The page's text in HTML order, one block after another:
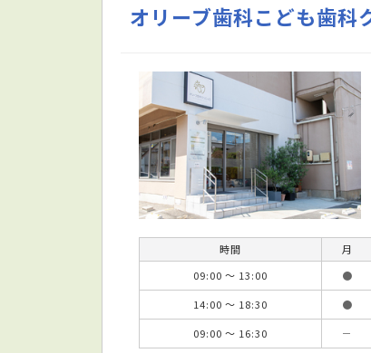
オリーブ歯科こども歯科
時間 月
09:00 ～ 13:00
●
14:00 ～ 18:30
●
09:00 ～ 16:30
－